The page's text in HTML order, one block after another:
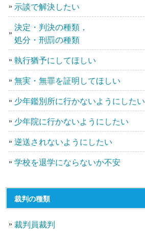
示談で解決したい
決定・判決の種類，
処分・刑罰の種類
執行猶予にしてほしい
無実・無罪を証明してほしい
少年鑑別所に行かないようにしたい
少年院に行かないようにしたい
逆送されないようにしたい
学校を退学にならないか不安
裁判の種類
裁判員裁判